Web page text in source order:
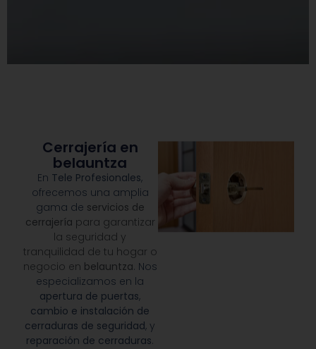
Cerrajería en
belauntza
En Tele Profesionales,
ofrecemos una amplia
gama de servicios de
cerrajería para garantizar
la seguridad y
tranquilidad de tu hogar o
negocio en belauntza. Nos
especializamos en la
apertura de puertas,
cambio e instalación de
cerraduras de seguridad, y
reparación de cerraduras.